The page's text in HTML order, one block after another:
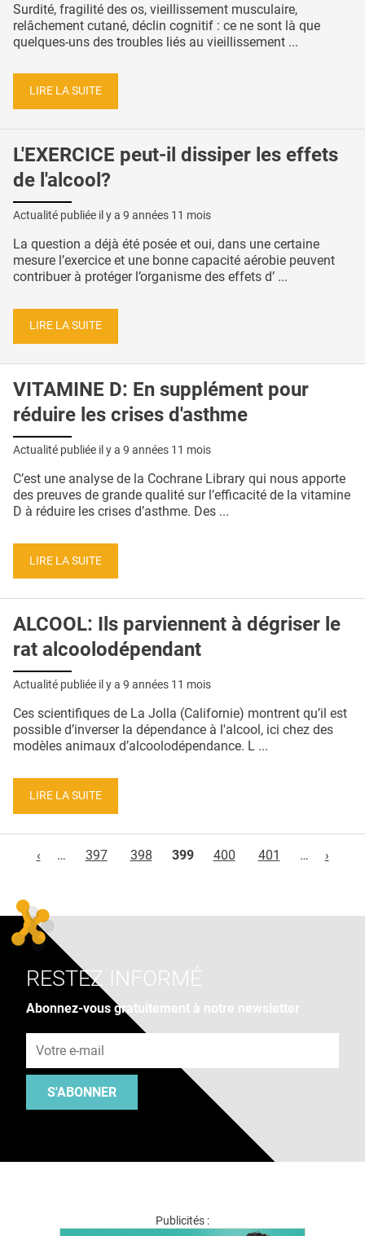
Surdité, fragilité des os, vieillissement musculaire,
relâchement cutané, déclin cognitif : ce ne sont là que
quelques-uns des troubles liés au vieillissement ...
LIRE LA SUITE
L'EXERCICE peut-il dissiper les effets
de l'alcool?
Actualité publiée il y a 9 années 11 mois
La question a déjà été posée et oui, dans une certaine
mesure l’exercice et une bonne capacité aérobie peuvent
contribuer à protéger l’organisme des effets d’ ...
LIRE LA SUITE
VITAMINE D: En supplément pour
réduire les crises d'asthme
Actualité publiée il y a 9 années 11 mois
C’est une analyse de la Cochrane Library qui nous apporte
des preuves de grande qualité sur l’efficacité de la vitamine
D à réduire les crises d’asthme. Des ...
LIRE LA SUITE
ALCOOL: Ils parviennent à dégriser le
rat alcoolodépendant
Actualité publiée il y a 9 années 11 mois
Ces scientifiques de La Jolla (Californie) montrent qu’il est
possible d’inverser la dépendance à l'alcool, ici chez des
modèles animaux d’alcoolodépendance. L ...
LIRE LA SUITE
‹
… 397 398 399 400 401 … ›
RESTEZ INFORMÉ
Abonnez-vous gratuitement à notre newsletter
S'ABONNER
Publicités :